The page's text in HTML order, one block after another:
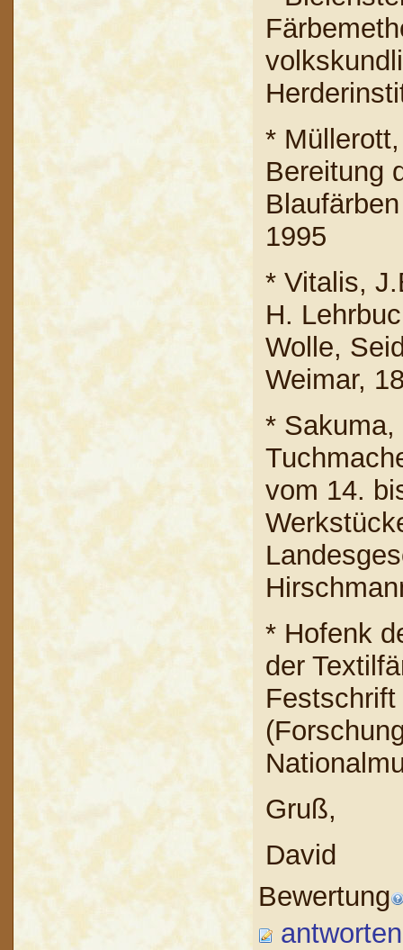
*
Bereitung
1995
* Vitalis,
H.
Wolle,
Weimar,
* Sakuma,
vom 14.
* Hofenk
der
Gruß,
David
Bewertung
antworten